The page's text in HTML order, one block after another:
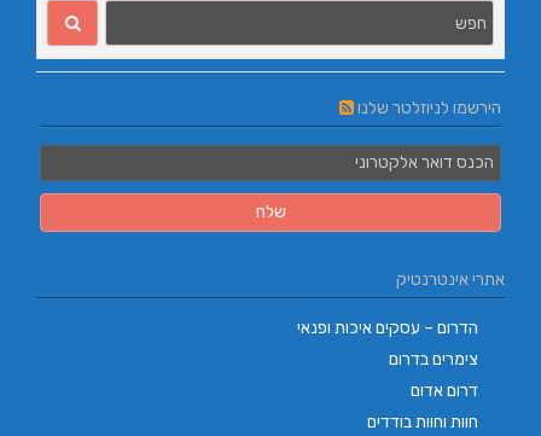
הירשמו לניוזלטר שלנו
אתרי אינטרנטיק
הדרום – עסקים איכות ופנאי
צימרים בדרום
דרום אדום
חוות וחוות בודדים